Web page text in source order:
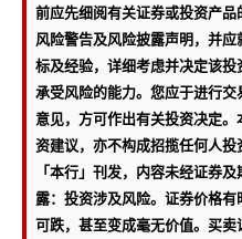
前应先细阅有关证券或投资产
风险警告及风险披露声明，并
标及经验，详细考虑并决定该
承受风险的能力。您应于进行
意见，方可作出有关投资决定
资建议，亦不构成招揽任何人
「本行」刊发，内容未经证券
露：投资涉及风险。证券价格
可跌，甚至变成毫无价值。买